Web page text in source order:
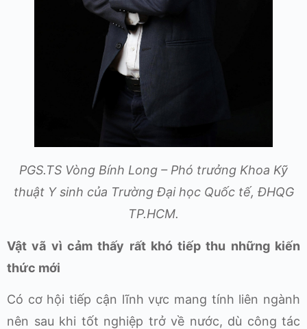
PGS.TS Vòng Bính Long – Phó trưởng Khoa Kỹ
thuật Y sinh của Trường Đại học Quốc tế, ĐHQG
TP.HCM.
Vật vã vì cảm thấy rất khó tiếp thu những kiến
thức mới
Có cơ hội tiếp cận lĩnh vực mang tính liên ngành
nên sau khi tốt nghiệp trở về nước, dù công tác